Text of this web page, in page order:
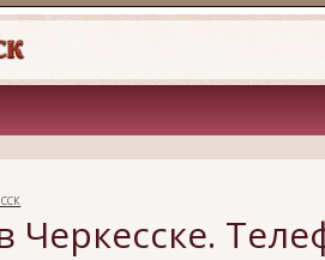
Черкесске.